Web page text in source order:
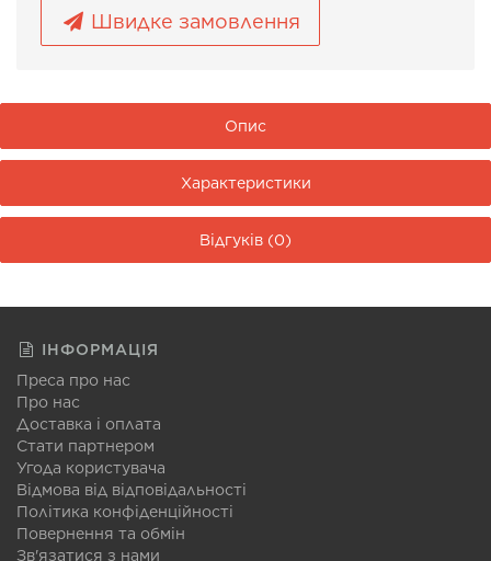
Швидке замовлення
Опис
Характеристики
Відгуків (0)
ІНФОРМАЦІЯ
Преса про нас
Про нас
Доставка і оплата
Стати партнером
Угода користувача
Відмова від відповідальності
Політика конфіденційності
Повернення та обмін
Зв'язатися з нами